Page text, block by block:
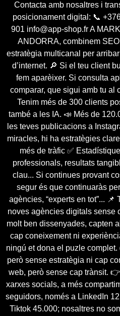
Contacta amb nosaltres i
posicionament digital: 📞
901 info@app-shop.fr A
ANDORRA, combinem
estratègia multicanal per
d’internet. 🔎 Si el teu client
fem aparèixer. Si consulta
comparar, que sigui amb tu al
Tenim més de 300 clients
també a les IA. 📣 Més de
les teves publicacions a
miracles, hi ha estratègies
més de tràfic ✅
professionals, resultats
clau... Si continues provant
segur és que continuaràs
agències, “experts en tot”... 📌
noves agències digitals sense
molt ben dissenyades, capten
cap coneixement ni
ningú et dona el puzle
però sense estratègia ni cap
web, però sense cap trànsit.
xarxes socials, a més
seguidors, només a LinkedIn
Tiktok 45.000; nosaltres no